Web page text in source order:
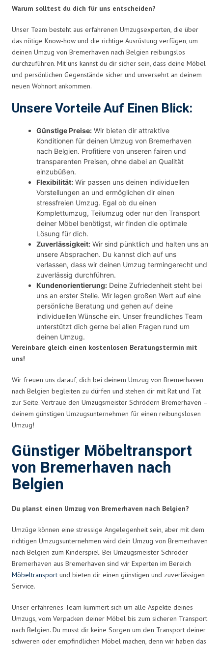
Warum solltest du dich für uns entscheiden?
Unser Team besteht aus erfahrenen Umzugsexperten, die über
das nötige Know-how und die richtige Ausrüstung verfügen, um
deinen Umzug von Bremerhaven nach Belgien reibungslos
durchzuführen. Mit uns kannst du dir sicher sein, dass deine Möbel
und persönlichen Gegenstände sicher und unversehrt an deinem
neuen Wohnort ankommen.
Unsere Vorteile Auf Einen Blick:
Günstige Preise: Wir bieten dir attraktive
Konditionen für deinen Umzug von Bremerhaven
nach Belgien. Profitiere von unseren fairen und
transparenten Preisen, ohne dabei an Qualität
einzubüßen.
Flexibilität: Wir passen uns deinen individuellen
Vorstellungen an und ermöglichen dir einen
stressfreien Umzug. Egal ob du einen
Komplettumzug, Teilumzug oder nur den Transport
deiner Möbel benötigst, wir finden die optimale
Lösung für dich.
Zuverlässigkeit: Wir sind pünktlich und halten uns an
unsere Absprachen. Du kannst dich auf uns
verlassen, dass wir deinen Umzug termingerecht und
zuverlässig durchführen.
Kundenorientierung: Deine Zufriedenheit steht bei
uns an erster Stelle. Wir legen großen Wert auf eine
persönliche Beratung und gehen auf deine
individuellen Wünsche ein. Unser freundliches Team
unterstützt dich gerne bei allen Fragen rund um
deinen Umzug.
Vereinbare gleich einen kostenlosen Beratungstermin mit
uns!
Wir freuen uns darauf, dich bei deinem Umzug von Bremerhaven
nach Belgien begleiten zu dürfen und stehen dir mit Rat und Tat
zur Seite. Vertraue den Umzugsmeister Schrödern Bremerhaven –
deinem günstigen Umzugsunternehmen für einen reibungslosen
Umzug!
Günstiger Möbeltransport
von Bremerhaven nach
Belgien
Du planst einen Umzug von Bremerhaven nach Belgien?
Umzüge können eine stressige Angelegenheit sein, aber mit dem
richtigen Umzugsunternehmen wird dein Umzug von Bremerhaven
nach Belgien zum Kinderspiel. Bei Umzugsmeister Schröder
Bremerhaven aus Bremerhaven sind wir Experten im Bereich
Möbeltransport und bieten dir einen günstigen und zuverlässigen
Service.
Unser erfahrenes Team kümmert sich um alle Aspekte deines
Umzugs, vom Verpacken deiner Möbel bis zum sicheren Transport
nach Belgien. Du musst dir keine Sorgen um den Transport deiner
schweren oder empfindlichen Möbel machen, denn wir haben das